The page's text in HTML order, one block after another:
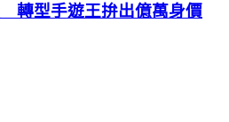
轉型手遊王拚出億萬身價